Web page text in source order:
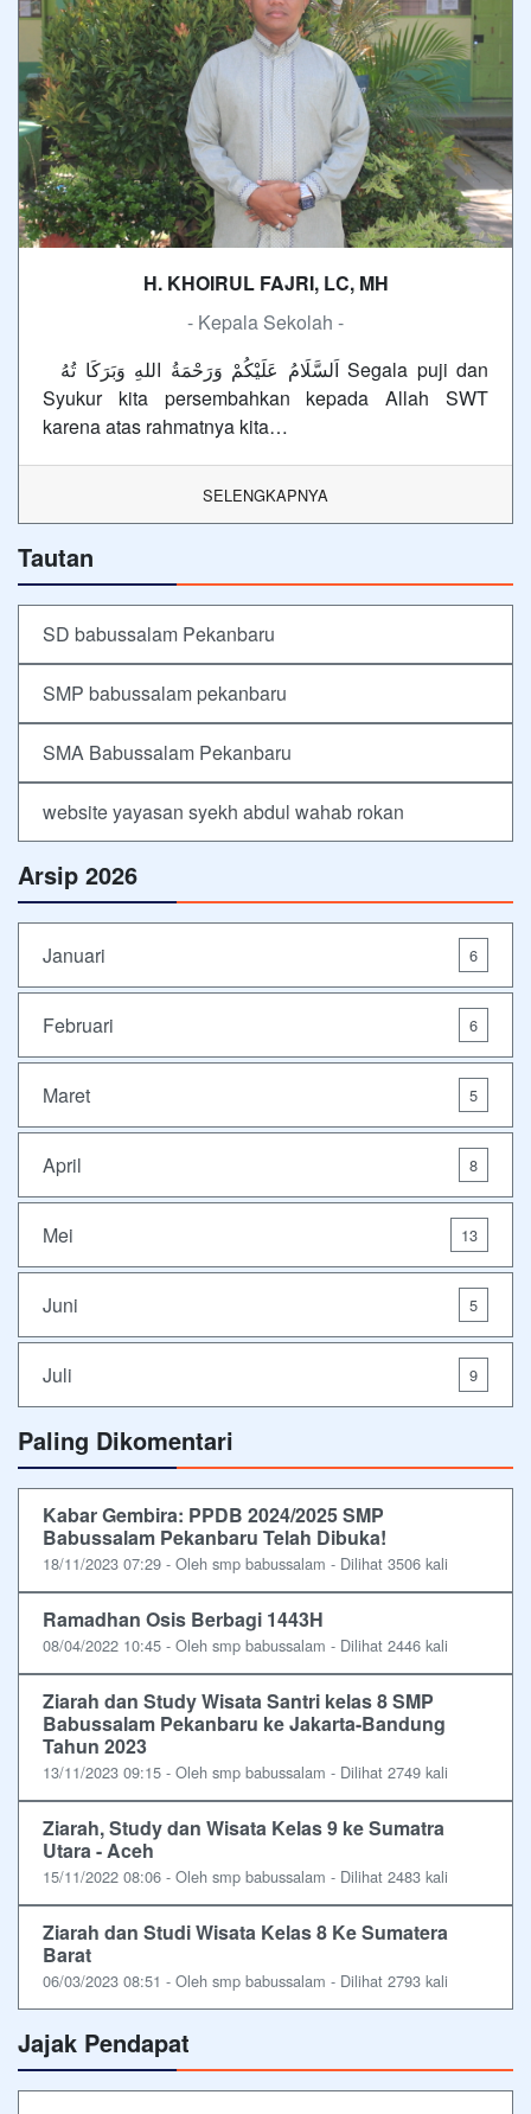
H. KHOIRUL FAJRI, LC, MH
- Kepala Sekolah -
Syukur kita persembahkan kepada Allah SWT
karena atas rahmatnya kita…
SELENGKAPNYA
Tautan
SD babussalam Pekanbaru
SMP babussalam pekanbaru
SMA Babussalam Pekanbaru
website yayasan syekh abdul wahab rokan
Arsip 2026
Januari 6
Februari 6
Maret 5
April 8
Mei 13
Juni 5
Juli 9
Paling Dikomentari
Kabar Gembira: PPDB 2024/2025 SMP
Babussalam Pekanbaru Telah Dibuka!
18/11/2023 07:29 - Oleh smp babussalam - Dilihat 3506 kali
Ramadhan Osis Berbagi 1443H
08/04/2022 10:45 - Oleh smp babussalam - Dilihat 2446 kali
Ziarah dan Study Wisata Santri kelas 8 SMP
Babussalam Pekanbaru ke Jakarta-Bandung
Tahun 2023
13/11/2023 09:15 - Oleh smp babussalam - Dilihat 2749 kali
Ziarah, Study dan Wisata Kelas 9 ke Sumatra
Utara - Aceh
15/11/2022 08:06 - Oleh smp babussalam - Dilihat 2483 kali
Ziarah dan Studi Wisata Kelas 8 Ke Sumatera
Barat
06/03/2023 08:51 - Oleh smp babussalam - Dilihat 2793 kali
Jajak Pendapat